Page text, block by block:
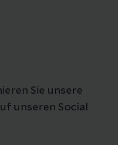
Sie unsere
unseren Social